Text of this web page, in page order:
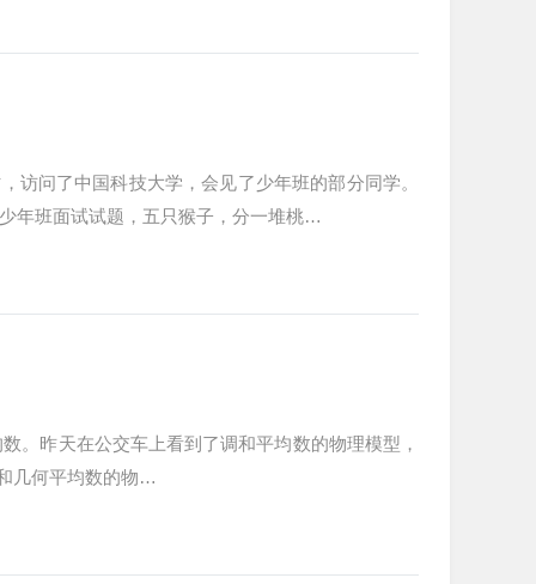
访问了中国科技大学，会见了少年班的部分同学。
年班面试试题，五只猴子，分一堆桃…
。昨天在公交车上看到了调和平均数的物理模型，
几何平均数的物…